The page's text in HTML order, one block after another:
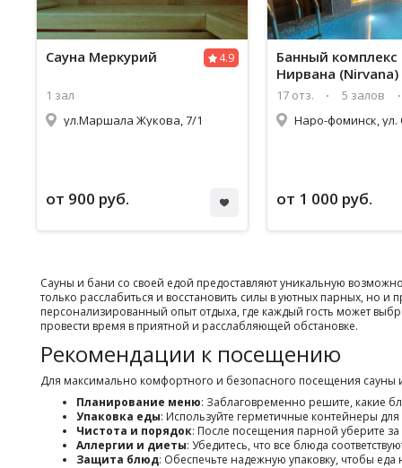
4.9
Сауна Меркурий
1 зал
ул.Маршала Жукова, 7/1
от 900 руб.
Банный комплекс
Нирвана (Nirvana)
17 отз. 5 залов
от 1 000 руб.
Сауны и бани со своей едой предоставляют уникальную
только расслабиться и восстановить силы в уютных парных, но
персонализированный опыт отдыха, где каждый гость может
провести время в приятной и расслабляющей обстановке.
Рекомендации к посещению
Для максимально комфортного и безопасного посещения сауны
Планирование меню: Заблаговременно решите, какие
Упаковка еды: Используйте герметичные контейнеры
Чистота и порядок: После посещения парной уберите
Аллергии и диеты: Убедитесь, что все блюда
Защита блюд: Обеспечьте надежную упаковку, чтобы